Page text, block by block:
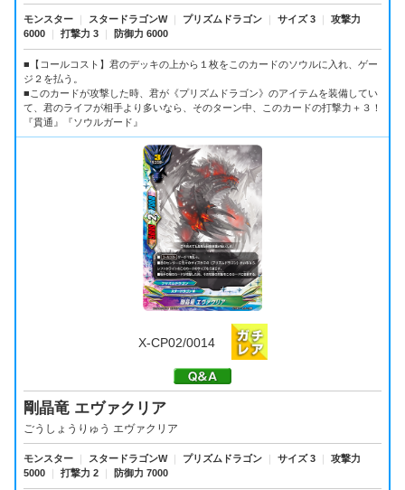
モンスター スタードラゴンW プリズムドラゴン サイズ 3
攻撃力
6000
打撃力 3 防御力 6000
■【コールコスト】君のデッキの上から１枚をこのカードのソウルに入れ、ゲー
ジ２を払う。
■このカードが攻撃した時、君が《プリズムドラゴン》のアイテムを装備してい
て、君のライフが相手より多いなら、そのターン中、このカードの打撃力＋３！
『貫通』『ソウルガード』
X-CP02/0014
剛晶竜 エヴァクリア
ごうしょうりゅう エヴァクリア
モンスター スタードラゴンW プリズムドラゴン サイズ 3
攻撃力
5000
打撃力 2 防御力 7000